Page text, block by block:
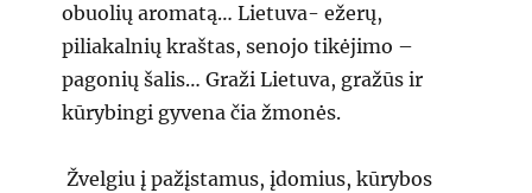
obuolių aromatą… Lietuva- ežerų,
piliakalnių kraštas, senojo tikėjimo –
pagonių šalis… Graži Lietuva, gražūs ir
kūrybingi gyvena čia žmonės.
Žvelgiu į pažįstamus, įdomius, kūrybos